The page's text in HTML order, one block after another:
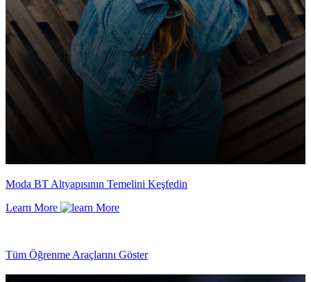
Moda BT Altyapısının Temelini Keşfedin
Learn More
Tüm Öğrenme Araçlarını Göster